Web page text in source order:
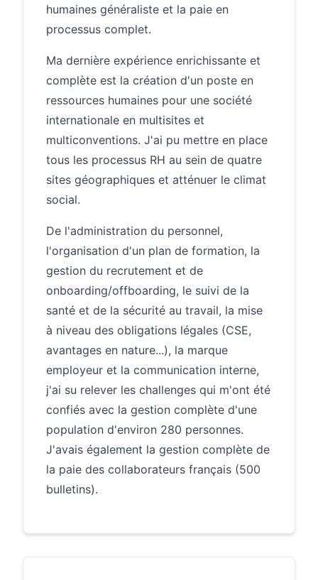
humaines généraliste et la paie en
processus complet.
Ma dernière expérience enrichissante et
complète est la création d'un poste en
ressources humaines pour une société
internationale en multisites et
multiconventions. J'ai pu mettre en place
tous les processus RH au sein de quatre
sites géographiques et atténuer le climat
social.
De l'administration du personnel,
l'organisation d'un plan de formation, la
gestion du recrutement et de
onboarding/offboarding, le suivi de la
santé et de la sécurité au travail, la mise
à niveau des obligations légales (CSE,
avantages en nature...), la marque
employeur et la communication interne,
j'ai su relever les challenges qui m'ont été
confiés avec la gestion complète d'une
population d'environ 280 personnes.
J'avais également la gestion complète de
la paie des collaborateurs français (500
bulletins).